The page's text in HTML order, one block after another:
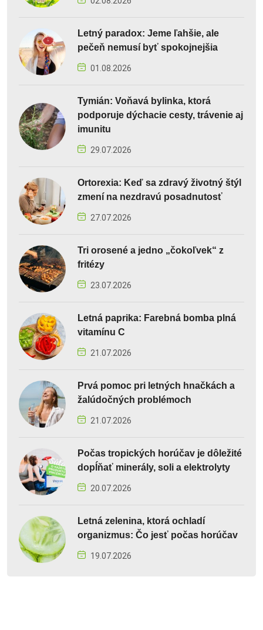
Letný paradox: Jeme ľahšie, ale
pečeň nemusí byť spokojnejšia
01.08.2026
Tymián: Voňavá bylinka, ktorá
podporuje dýchacie cesty, trávenie aj
imunitu
29.07.2026
Ortorexia: Keď sa zdravý životný štýl
zmení na nezdravú posadnutosť
27.07.2026
Tri orosené a jedno „čokoľvek“ z
fritézy
23.07.2026
Letná paprika: Farebná bomba plná
vitamínu C
21.07.2026
Prvá pomoc pri letných hnačkách a
žalúdočných problémoch
21.07.2026
Počas tropických horúčav je dôležité
dopĺňať minerály, soli a elektrolyty
20.07.2026
Letná zelenina, ktorá ochladí
organizmus: Čo jesť počas horúčav
19.07.2026